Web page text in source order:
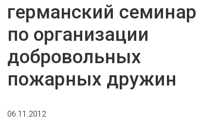
германский семинар
по организации
добровольных
пожарных дружин
06.11.2012